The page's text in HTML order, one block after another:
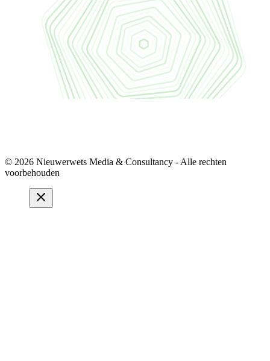
© 2026 Nieuwerwets Media & Consultancy - Alle rechten
voorbehouden